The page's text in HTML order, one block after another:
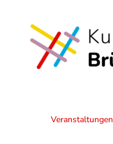
Veranstaltungen